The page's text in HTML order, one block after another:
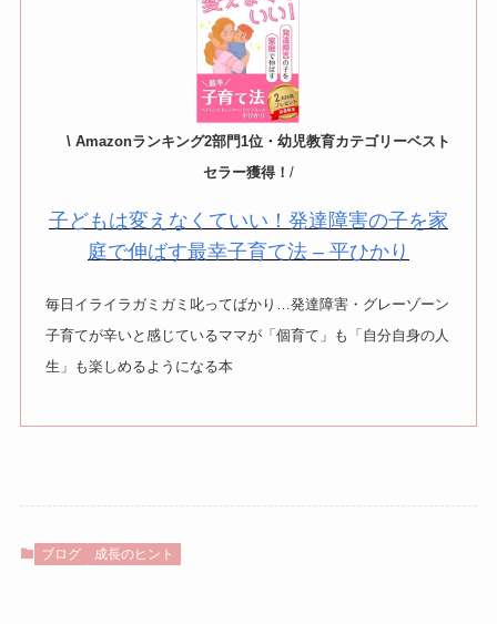
\ Amazonランキング2部門1位・幼児教育カテゴリーベスト
セラー獲得！ /
子どもは変えなくていい！発達障害の子を家
庭で伸ばす最幸子育て法 – 平ひかり
毎日イライラガミガミ叱ってばかり…発達障害・グレーゾーン
子育てが辛いと感じているママが「個育て」も「自分自身の人
生」も楽しめるようになる本
ブログ 成長のヒント